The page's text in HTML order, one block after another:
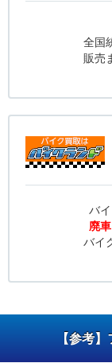
全国
販売
バ
廃
バイ
【参考